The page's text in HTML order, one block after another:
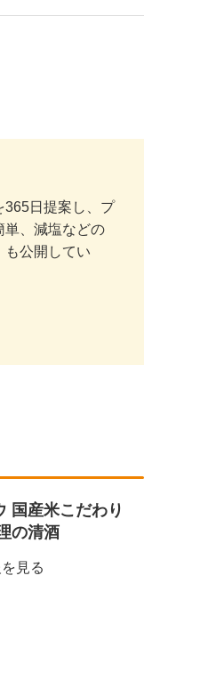
365日提案し、プ
単、減塩などの
も公開してい
国産米こだわり
の清酒
見る